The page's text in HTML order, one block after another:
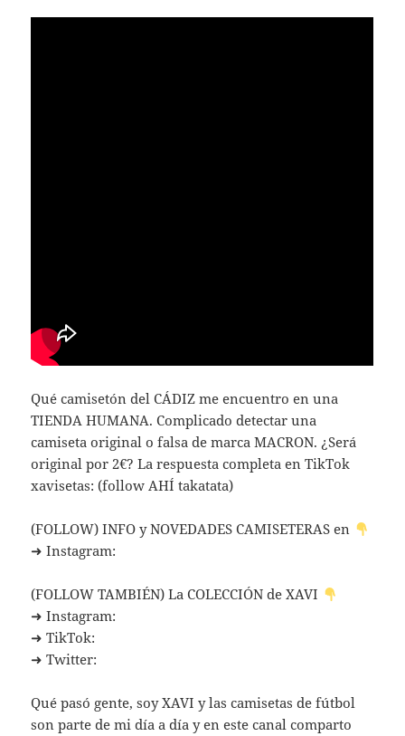
Qué camisetón del CÁDIZ me encuentro en una
TIENDA HUMANA. Complicado detectar una
camiseta original o falsa de marca MACRON. ¿Será
original por 2€? La respuesta completa en TikTok
xavisetas: (follow AHÍ takatata)
(FOLLOW) INFO y NOVEDADES CAMISETERAS en
➜ Instagram:
(FOLLOW TAMBIÉN) La COLECCIÓN de XAVI
➜ Instagram:
➜ TikTok:
➜ Twitter:
Qué pasó gente, soy XAVI y las camisetas de fútbol
son parte de mi día a día y en este canal comparto